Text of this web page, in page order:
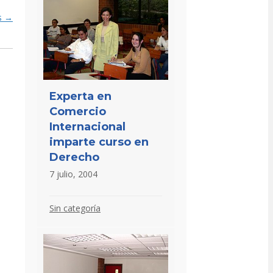
→
Experta en
Comercio
Internacional
imparte curso en
Derecho
7 julio, 2004
Sin categoría